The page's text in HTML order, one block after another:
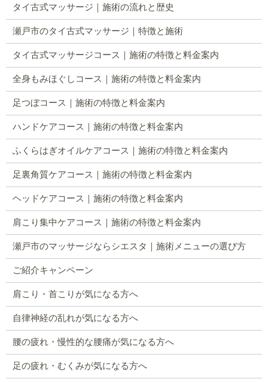
タイ古式マッサージ｜施術の流れと歴史
瀬戸市のタイ古式マッサージ｜特徴と施術
タイ古式マッサージコース｜施術の特徴と料金案内
全身もみほぐしコース｜施術の特徴と料金案内
足つぼコース｜施術の特徴と料金案内
ハンドケアコース｜施術の特徴と料金案内
ふくらはぎオイルケアコース｜施術の特徴と料金案内
足裏角質ケアコース｜施術の特徴と料金案内
ヘッドケアコース｜施術の特徴と料金案内
肩こり集中ケアコース｜施術の特徴と料金案内
瀬戸市のマッサージならシエスタ｜施術メニューの選び方
ご紹介キャンペーン
肩こり・首こりが気になる方へ
自律神経の乱れが気になる方へ
腰の疲れ・慢性的な腰痛が気になる方へ
足の疲れ・むくみが気になる方へ